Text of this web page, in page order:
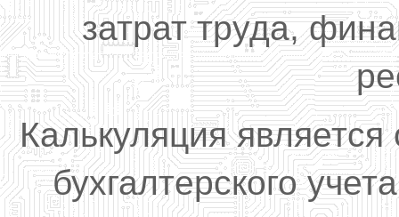
затрат труда,
Калькуляция
бухгалтерского